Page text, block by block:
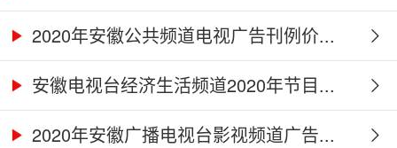
合...2020年安徽公共频道电视广告刊例价...
安徽电视台经济生活频道2020年节目...
2020年安徽广播电视台影视频道广告...